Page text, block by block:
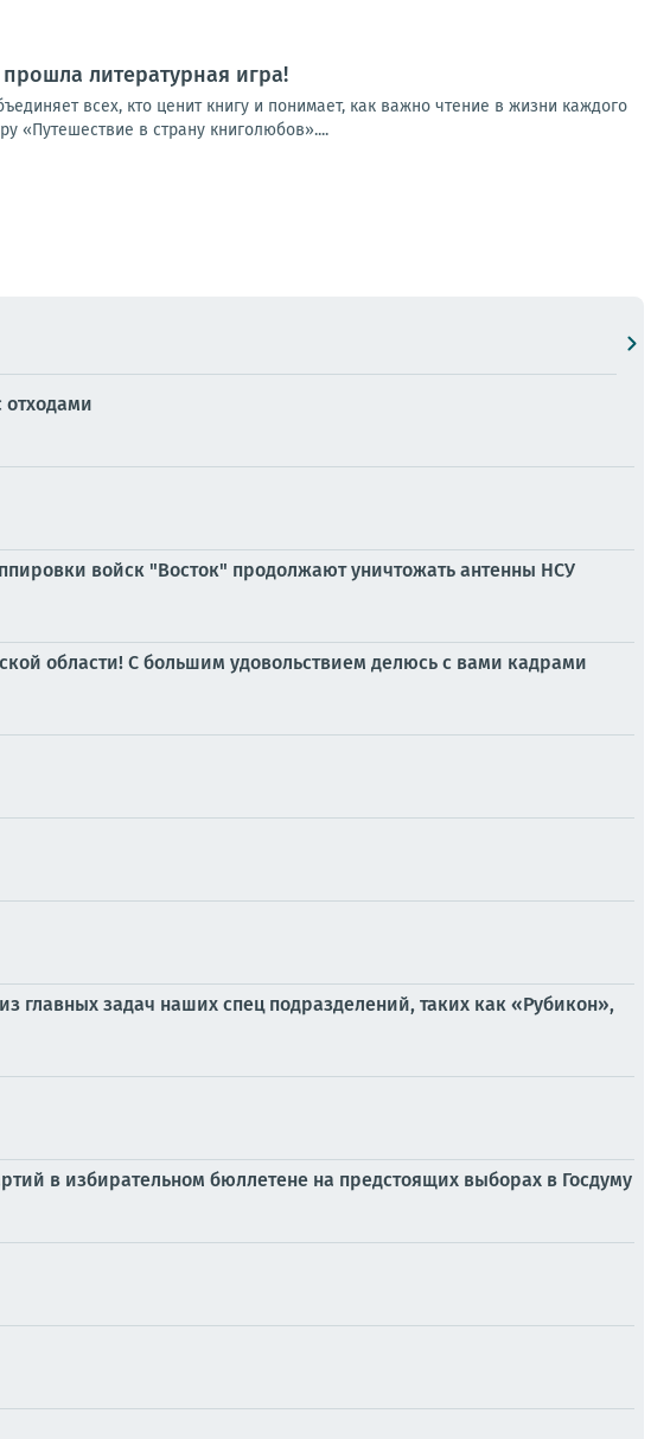
литературная игра!
всех, кто ценит книгу и понимает, как важно чтение в жизни каждого
«Путешествие в страну книголюбов»....
войск "Восток" продолжают уничтожать антенны НСУ
области! С большим удовольствием делюсь с вами кадрами
главных задач наших спец подразделений, таких как «Рубикон»,
в избирательном бюллетене на предстоящих выборах в Госдуму